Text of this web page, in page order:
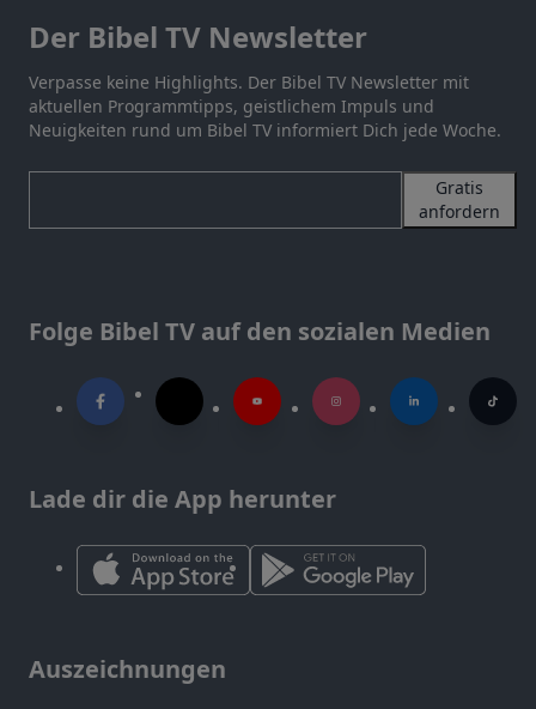
Der Bibel TV Newsletter
Verpasse keine Highlights. Der Bibel TV Newsletter mit
aktuellen Programmtipps, geistlichem Impuls und
Neuigkeiten rund um Bibel TV informiert Dich jede Woche.
Gratis
anfordern
Folge Bibel TV auf den sozialen Medien
Lade dir die App herunter
Auszeichnungen